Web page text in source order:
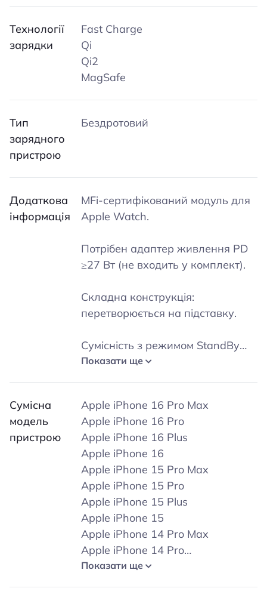
Технології
зарядки
Fast Charge
Qi
Qi2
MagSafe
Тип
зарядного
пристрою
Бездротовий
Додаткова
інформація
MFi-сертифікований модуль для
Apple Watch.
Потрібен адаптер живлення PD
≥27 Вт (не входить у комплект).
Складна конструкція:
перетворюється на підставку.
Сумісність з режимом StandBy
(iPhone) та Nightstand Mode
Заряджає AirPods Pro / AirPods з
бездротовим зарядним
футляром.
Зарядка Apple Watch до 80% —
приблизно за 45 хвилин.
Показати ще
Сумісна
модель
пристрою
Apple iPhone 16 Pro Max
Apple iPhone 16 Pro
Apple iPhone 16 Plus
Apple iPhone 16
Apple iPhone 15 Pro Max
Apple iPhone 15 Pro
Apple iPhone 15 Plus
Apple iPhone 15
Apple iPhone 14 Pro Max
Apple iPhone 14 Pro
Apple iPhone 14 Plus
Показати ще